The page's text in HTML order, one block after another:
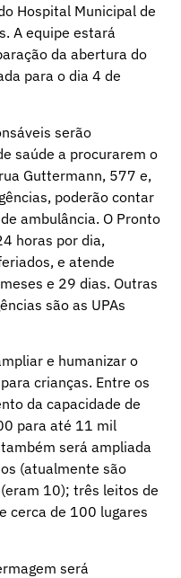
Hospital Municipal de
A equipe estará
da abertura do
para o dia 4 de
serão
saúde a procurarem o
Guttermann, 577 e,
poderão contar
ambulância. O Pronto
horas por dia,
e atende
e 29 dias. Outras
são as UPAs
e humanizar o
crianças. Entre os
da capacidade de
para até 11 mil
será ampliada
(atualmente são
10); três leitos de
cerca de 100 lugares
será